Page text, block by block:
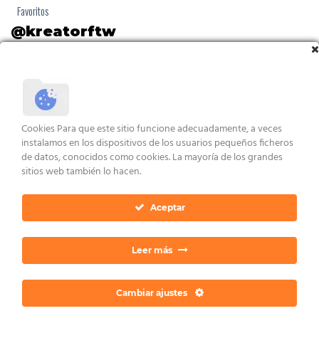
Favoritos
@kreatorftw
Última actividad: hace 4 años, 5 meses
Debates iniciados: 2
Respuestas creadas: 0
Perfil del foro: Participante
AVISO LEGAL Y CONDICIONES POLÍTICA DE COOKIES DERECHOS ARCO
Cookies Para que este sitio funcione adecuadamente, a veces
instalamos en los dispositivos de los usuarios pequeños ficheros
de datos, conocidos como cookies. La mayoría de los grandes
sitios web también lo hacen.
Aceptar
Leer más
Cambiar ajustes